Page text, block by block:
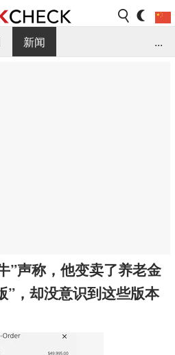
新闻
...
”声称，他变卖了养老金
”，却没意识到这些版本